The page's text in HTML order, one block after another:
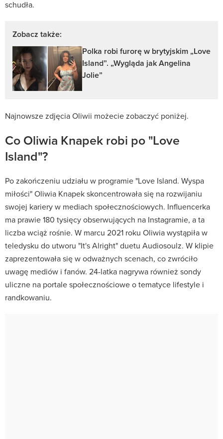
schudła.
Zobacz także:
Polka robi furorę w brytyjskim „Love
Island”. „Wygląda jak Angelina
Jolie”
Najnowsze zdjęcia Oliwii możecie zobaczyć poniżej.
Co Oliwia Knapek robi po "Love
Island"?
Po zakończeniu udziału w programie "Love Island. Wyspa
miłości" Oliwia Knapek skoncentrowała się na rozwijaniu
swojej kariery w mediach społecznościowych. Influencerka
ma prawie 180 tysięcy obserwujących na Instagramie, a ta
liczba wciąż rośnie. W marcu 2021 roku Oliwia wystąpiła w
teledysku do utworu "It's Alright" duetu Audiosoulz. W klipie
zaprezentowała się w odważnych scenach, co zwróciło
uwagę mediów i fanów. 24-latka nagrywa również sondy
uliczne na portale społecznościowe o tematyce lifestyle i
randkowaniu.